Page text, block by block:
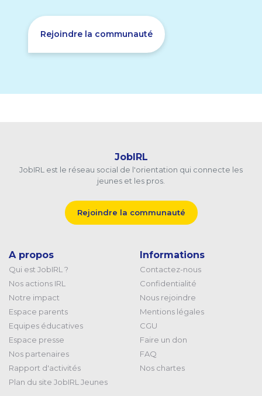
Rejoindre la communauté
JobIRL
JobIRL est le réseau social de l'orientation qui connecte les
jeunes et les pros.
Rejoindre la communauté
A propos
Qui est JobIRL ?
Nos actions IRL
Notre impact
Espace parents
Equipes éducatives
Espace presse
Nos partenaires
Rapport d'activités
Plan du site JobIRL Jeunes
Informations
Contactez-nous
Confidentialité
Nous rejoindre
Mentions légales
CGU
Faire un don
FAQ
Nos chartes